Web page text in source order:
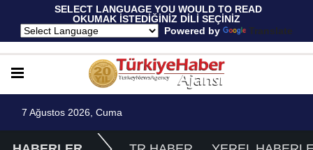
SELECT LANGUAGE YOU WOULD TO READ
OKUMAK İSTEDİĞİNİZ DİLİ SEÇİNİZ
Powered by
Translate
7 Ağustos 2026, Cuma